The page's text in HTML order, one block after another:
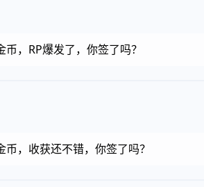
，RP爆发了，你签了吗？
，收获还不错，你签了吗？